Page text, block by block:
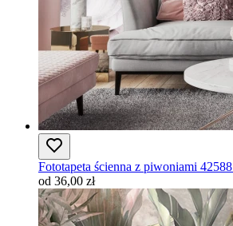
Fototapeta ścienna z piwoniami 42588
od 36,00 zł